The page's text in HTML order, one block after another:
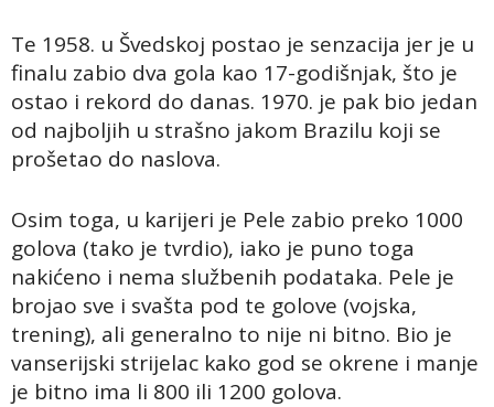
Te 1958. u Švedskoj postao je senzacija jer je u
finalu zabio dva gola kao 17-godišnjak, što je
ostao i rekord do danas. 1970. je pak bio jedan
od najboljih u strašno jakom Brazilu koji se
prošetao do naslova.
Osim toga, u karijeri je Pele zabio preko 1000
golova (tako je tvrdio), iako je puno toga
nakićeno i nema službenih podataka. Pele je
brojao sve i svašta pod te golove (vojska,
trening), ali generalno to nije ni bitno. Bio je
vanserijski strijelac kako god se okrene i manje
je bitno ima li 800 ili 1200 golova.